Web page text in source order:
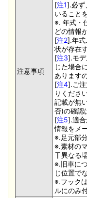
注意事項
[注1].必ず
いること
※. 年式・
どの情報
[注2].年式
状が存在
[注3].モ
じた場合
あります
[注4].ご注
りください
記載が無
否)の確認
[注5].適
情報をメ
※.足元部
※.素材の
干異なる
※.旧車に
じ位置で
※.フック
ルにのみ